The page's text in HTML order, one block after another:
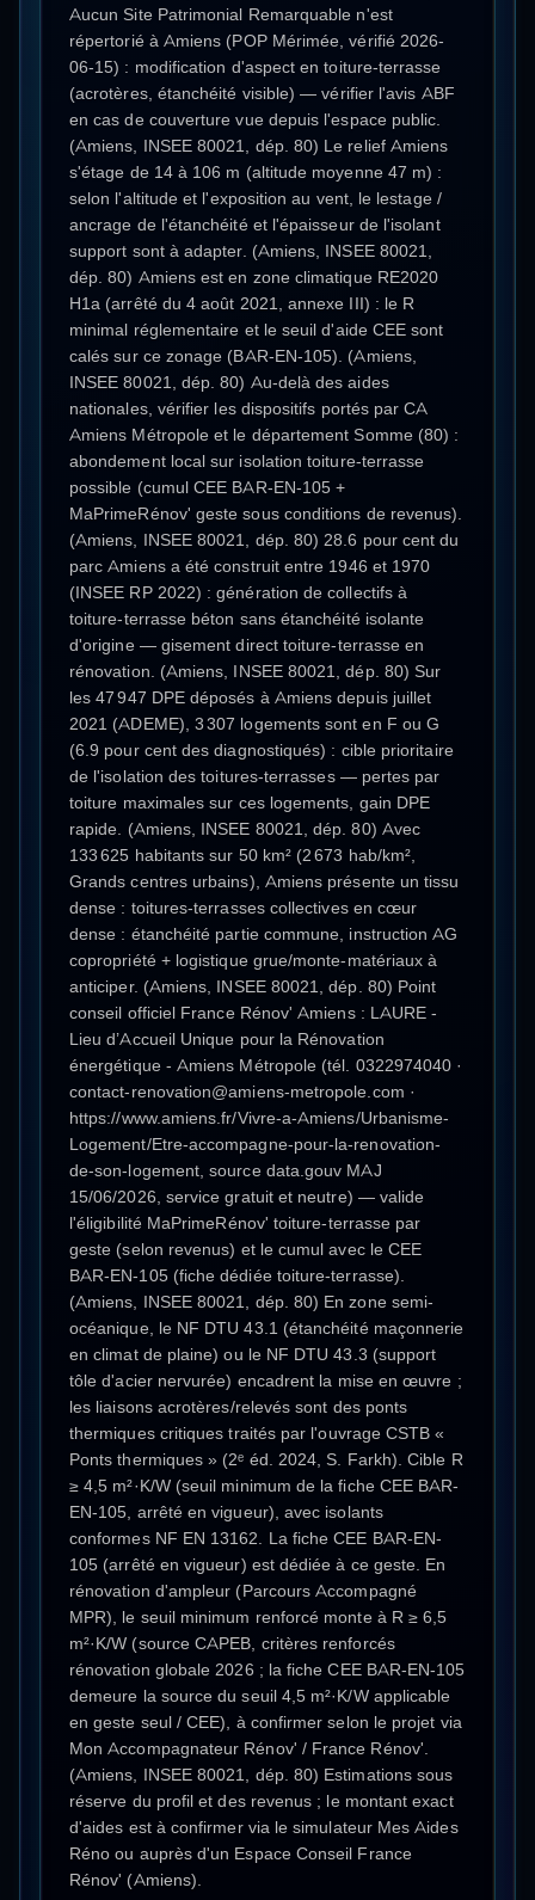
Aucun Site Patrimonial Remarquable n'est
répertorié à Amiens (POP Mérimée, vérifié 2026-
06-15) : modification d'aspect en toiture-terrasse
(acrotères, étanchéité visible) — vérifier l'avis ABF
en cas de couverture vue depuis l'espace public.
(Amiens, INSEE 80021, dép. 80) Le relief Amiens
s'étage de 14 à 106 m (altitude moyenne 47 m) :
selon l'altitude et l'exposition au vent, le lestage /
ancrage de l'étanchéité et l'épaisseur de l'isolant
support sont à adapter. (Amiens, INSEE 80021,
dép. 80) Amiens est en zone climatique RE2020
H1a (arrêté du 4 août 2021, annexe III) : le R
minimal réglementaire et le seuil d'aide CEE sont
calés sur ce zonage (BAR-EN-105). (Amiens,
INSEE 80021, dép. 80) Au-delà des aides
nationales, vérifier les dispositifs portés par CA
Amiens Métropole et le département Somme (80) :
abondement local sur isolation toiture-terrasse
possible (cumul CEE BAR-EN-105 +
MaPrimeRénov' geste sous conditions de revenus).
(Amiens, INSEE 80021, dép. 80) 28.6 pour cent du
parc Amiens a été construit entre 1946 et 1970
(INSEE RP 2022) : génération de collectifs à
toiture-terrasse béton sans étanchéité isolante
d'origine — gisement direct toiture-terrasse en
rénovation. (Amiens, INSEE 80021, dép. 80) Sur
les 47 947 DPE déposés à Amiens depuis juillet
2021 (ADEME), 3 307 logements sont en F ou G
(6.9 pour cent des diagnostiqués) : cible prioritaire
de l'isolation des toitures-terrasses — pertes par
toiture maximales sur ces logements, gain DPE
rapide. (Amiens, INSEE 80021, dép. 80) Avec
133 625 habitants sur 50 km² (2 673 hab/km²,
Grands centres urbains), Amiens présente un tissu
dense : toitures-terrasses collectives en cœur
dense : étanchéité partie commune, instruction AG
copropriété + logistique grue/monte-matériaux à
anticiper. (Amiens, INSEE 80021, dép. 80) Point
conseil officiel France Rénov' Amiens : LAURE -
Lieu d’Accueil Unique pour la Rénovation
énergétique - Amiens Métropole (tél. 0322974040 ·
contact-renovation@amiens-metropole.com ·
https://www.amiens.fr/Vivre-a-Amiens/Urbanisme-
Logement/Etre-accompagne-pour-la-renovation-
de-son-logement, source data.gouv MAJ
15/06/2026, service gratuit et neutre) — valide
l'éligibilité MaPrimeRénov' toiture-terrasse par
geste (selon revenus) et le cumul avec le CEE
BAR-EN-105 (fiche dédiée toiture-terrasse).
(Amiens, INSEE 80021, dép. 80) En zone semi-
océanique, le NF DTU 43.1 (étanchéité maçonnerie
en climat de plaine) ou le NF DTU 43.3 (support
tôle d'acier nervurée) encadrent la mise en œuvre ;
les liaisons acrotères/relevés sont des ponts
thermiques critiques traités par l'ouvrage CSTB «
Ponts thermiques » (2ᵉ éd. 2024, S. Farkh). Cible R
≥ 4,5 m²·K/W (seuil minimum de la fiche CEE BAR-
EN-105, arrêté en vigueur), avec isolants
conformes NF EN 13162. La fiche CEE BAR-EN-
105 (arrêté en vigueur) est dédiée à ce geste. En
rénovation d'ampleur (Parcours Accompagné
MPR), le seuil minimum renforcé monte à R ≥ 6,5
m²·K/W (source CAPEB, critères renforcés
rénovation globale 2026 ; la fiche CEE BAR-EN-105
demeure la source du seuil 4,5 m²·K/W applicable
en geste seul / CEE), à confirmer selon le projet via
Mon Accompagnateur Rénov' / France Rénov'.
(Amiens, INSEE 80021, dép. 80) Estimations sous
réserve du profil et des revenus ; le montant exact
d'aides est à confirmer via le simulateur Mes Aides
Réno ou auprès d'un Espace Conseil France
Rénov' (Amiens).